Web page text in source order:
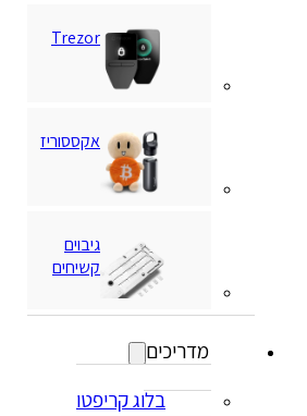
Trezor
אקססוריז
גיבוים
קשיחים
מדריכים
בלוג קריפטו